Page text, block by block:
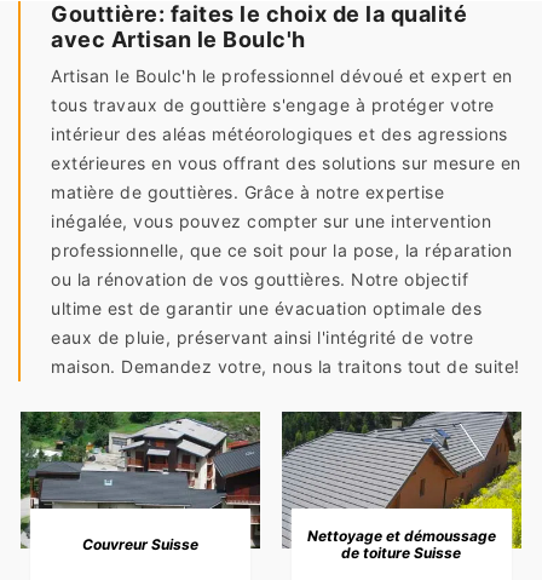
Gouttière: faites le choix de la qualité
avec Artisan le Boulc'h
Artisan le Boulc'h le professionnel dévoué et expert en
tous travaux de gouttière s'engage à protéger votre
intérieur des aléas météorologiques et des agressions
extérieures en vous offrant des solutions sur mesure en
matière de gouttières. Grâce à notre expertise
inégalée, vous pouvez compter sur une intervention
professionnelle, que ce soit pour la pose, la réparation
ou la rénovation de vos gouttières. Notre objectif
ultime est de garantir une évacuation optimale des
eaux de pluie, préservant ainsi l'intégrité de votre
maison. Demandez votre, nous la traitons tout de suite!
Couvreur Suisse
Nettoyage et démoussage
de toiture Suisse